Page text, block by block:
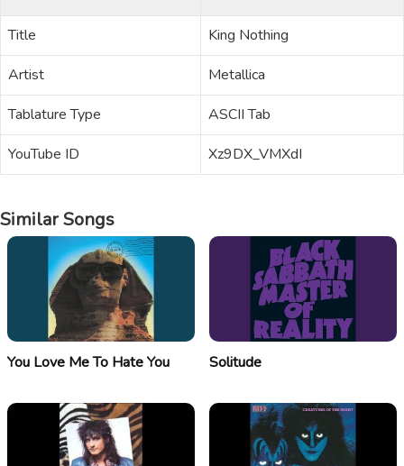
Title
King Nothing
Artist
Metallica
Tablature Type
ASCII Tab
YouTube ID
Xz9DX_VMXdI
Similar Songs
You Love Me To Hate You Solitude